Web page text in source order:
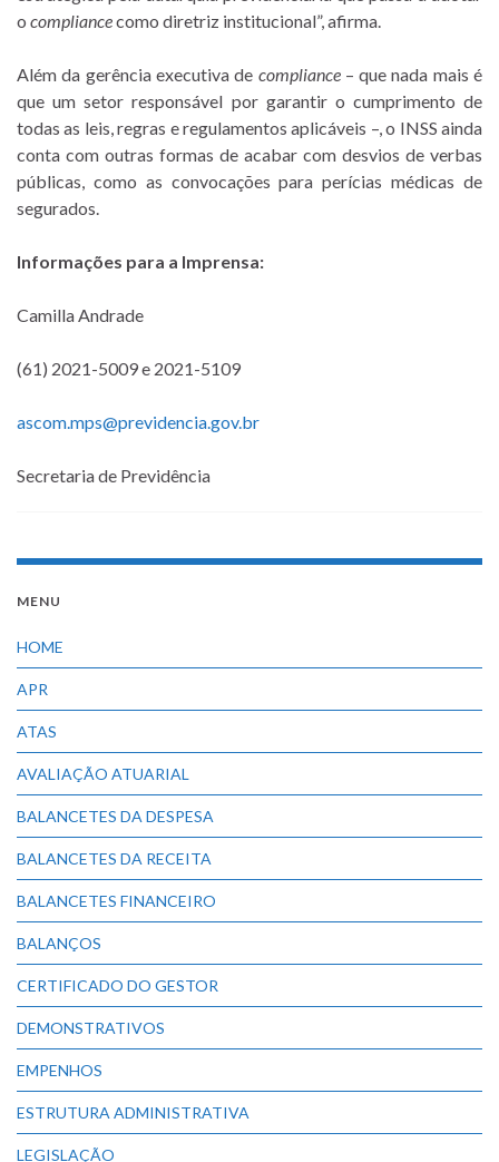
o compliancecomo diretriz institucional”, afirma.
Além da gerência executiva de compliance– que nada mais é
que um setor responsável por garantir o cumprimento de
todas as leis, regras e regulamentos aplicáveis –, o INSS ainda
conta com outras formas de acabar com desvios de verbas
públicas, como as convocações para perícias médicas de
segurados.
Informações para a Imprensa:
Camilla Andrade
(61) 2021-5009 e 2021-5109
ascom.mps@previdencia.gov.br
Secretaria de Previdência
MENU
HOME
APR
ATAS
AVALIAÇÃO ATUARIAL
BALANCETES DA DESPESA
BALANCETES DA RECEITA
BALANCETES FINANCEIRO
BALANÇOS
CERTIFICADO DO GESTOR
DEMONSTRATIVOS
EMPENHOS
ESTRUTURA ADMINISTRATIVA
LEGISLAÇÃO